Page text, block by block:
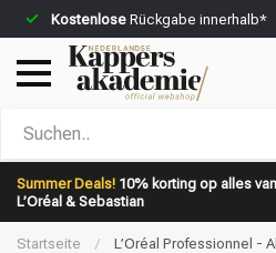
Kostenlose Rückgabe innerhalb*
Summer Deals! 10% korting op alles
L’Oréal & Sebastian
Nach welcher Kategorie
Startseite /
L’Oréal Professionnel -